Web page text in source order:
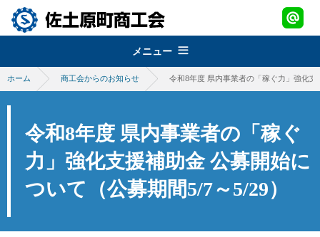
メニュー
組織概要
about
佐土原町商工会
青年部
女性部
support
経営発達支援事業
税務・経理指導・労働保険事務
地域振興事業
promotion
地域振興事業
さどわらブランド
さどわらブランド
会員紹介
ホーム 商工会からのお知らせ 令和8年度 県内事業者の「稼ぐ力」強化
令和8年度 県内事業者の「稼ぐ
力」強化支援補助金 公募開始に
ついて（公募期間5/7～5/29）